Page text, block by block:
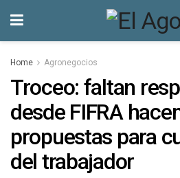
Home Agronegocios
Troceo: faltan
desde FIFRA
propuestas para
del trabajador